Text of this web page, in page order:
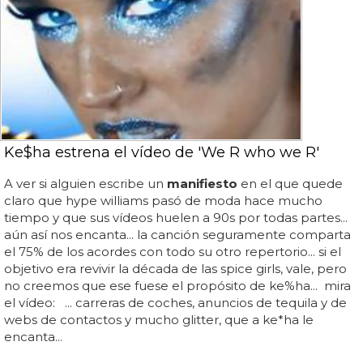
Ke$ha estrena el vídeo de 'We R who we R'
A ver si alguien escribe un manifiesto en el que quede
claro que hype williams pasó de moda hace mucho
tiempo y que sus vídeos huelen a 90s por todas partes...
aún así nos encanta... la canción seguramente comparta
el 75% de los acordes con todo su otro repertorio... si el
objetivo era revivir la década de las spice girls, vale, pero
no creemos que ese fuese el propósito de ke%ha... mira
el vídeo: ... carreras de coches, anuncios de tequila y de
webs de contactos y mucho glitter, que a ke*ha le
encanta...